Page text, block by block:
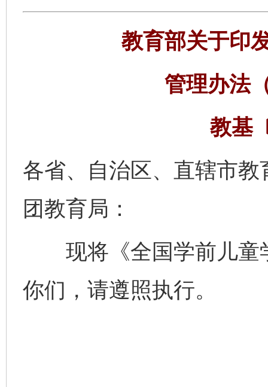
教育部关于印
管理办法
教基
各省、自治区、直辖市
团教育局：
现将《全国学前儿童
你们，请遵照执行。